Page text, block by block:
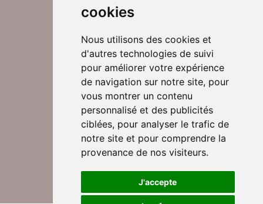
cookies
Nous utilisons des cookies et
d'autres technologies de suivi
pour améliorer votre expérience
de navigation sur notre site, pour
vous montrer un contenu
personnalisé et des publicités
ciblées, pour analyser le trafic de
notre site et pour comprendre la
provenance de nos visiteurs.
J'accepte
Suivez-nous sur Twitter
Rejoignez nos équipes
Nous contacter